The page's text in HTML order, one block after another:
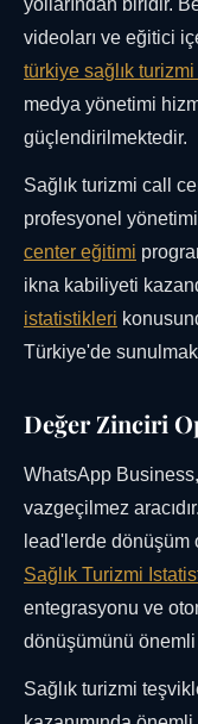
yollarından biridir.
videoları ve eğitici
türkiye sağlık
medya yönetimi
güçlendirilmektedir.
Sağlık turizmi call
profesyonel
center eğitimi
ikna kabiliyeti
istatistikleri
Türkiye'de
Değer Zinciri
WhatsApp
vazgeçilmez
lead'lerde dönüşüm
Sağlık Turizmi
entegrasyonu ve
dönüşümünü önemli
Sağlık turizmi